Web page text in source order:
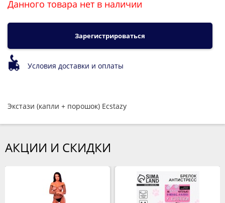
Данного товара нет в наличии
Зарегистрироваться
Условия доставки и оплаты
Экстази (капли + порошок) Ecstazy
АКЦИИ И СКИДКИ